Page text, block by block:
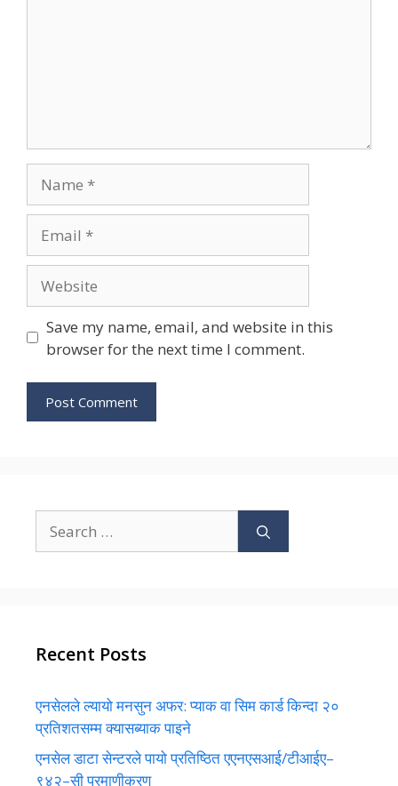
Save my name, email, and website in this
browser for the next time I comment.
for:
Recent Posts
एनसेलले ल्यायो मनसुन अफर: प्याक वा सिम कार्ड किन्दा २०
प्रतिशतसम्म क्यासब्याक पाइने
एनसेल डाटा सेन्टरले पायो प्रतिष्ठित एएनएसआई/टीआईए–
९४२–सी प्रमाणीकरण